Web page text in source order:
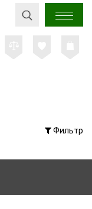
Фильтр